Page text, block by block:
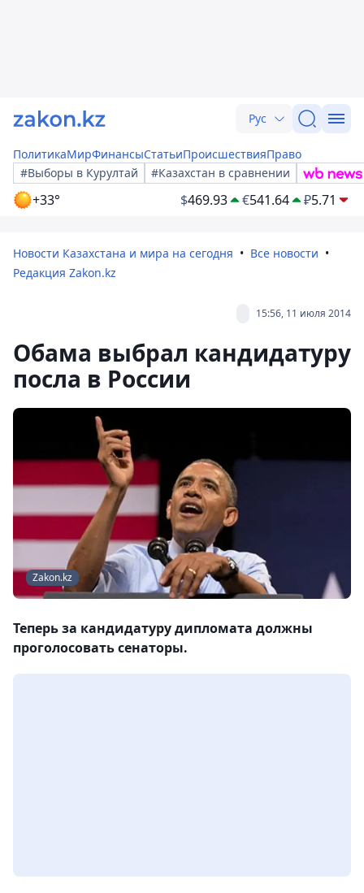
Рус
ПолитикаМирФинансыСтатьиПроисшествияПраво
#Выборы в Курултай
#Казахстан в сравнении
+33° $469.93 €541.64 ₽5.71
Новости Казахстана и мира на сегодня
Все новости
Редакция Zakon.kz
15:56, 11 июля 2014
Обама выбрал кандидатуру
посла в России
Zakon.kz
Теперь за кандидатуру дипломата должны
проголосовать сенаторы.